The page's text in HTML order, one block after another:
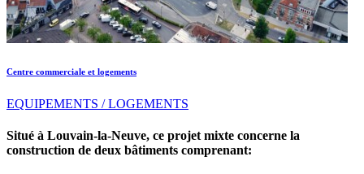
Centre commerciale et logements
EQUIPEMENTS / LOGEMENTS
Situé à Louvain-la-Neuve, ce projet mixte concerne la
construction de deux bâtiments comprenant: